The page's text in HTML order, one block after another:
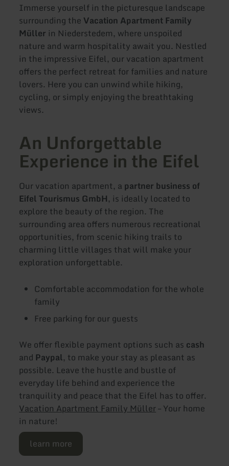
Immerse yourself in the picturesque landscape
surrounding the Vacation Apartment Family
Müller in Niederstedem, where unspoiled
nature and warm hospitality await you. Nestled
in the impressive Eifel, our vacation apartment
offers the perfect retreat for families and nature
lovers. Here you can unwind while hiking,
cycling, or simply enjoying the breathtaking
views.
An Unforgettable
Experience in the Eifel
Our vacation apartment, a partner business of
Eifel Tourismus GmbH, is ideally located to
explore the beauty of the region. The
surrounding area offers numerous recreational
opportunities, from scenic hiking trails to
charming little villages that will make your
exploration unforgettable.
Comfortable accommodation for the whole
family
Free parking for our guests
We offer flexible payment options such as cash
and Paypal, to make your stay as pleasant as
possible. Leave the hustle and bustle of
everyday life behind and experience the
tranquility and peace that the Eifel has to offer.
Vacation Apartment Family Müller– Your home
in nature!
learn more